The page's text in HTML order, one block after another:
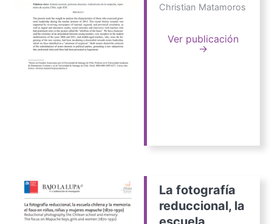
Christian Matamoros
Ver publicación
→
La fotografía
reduccional, la